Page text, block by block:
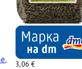
3,06 €